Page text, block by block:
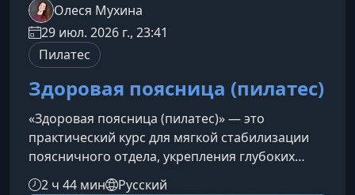
Олеся Мухина
29 июл. 2026 г., 23:41
Пилатес
Здоровая поясница (пилатес)
«Здоровая поясница (пилатес)» — это
практический курс для мягкой стабилизации
поясничного отдела, укрепления глубоких
мышц корпуса и снижения напряжения в
2 ч 44 мин Русский